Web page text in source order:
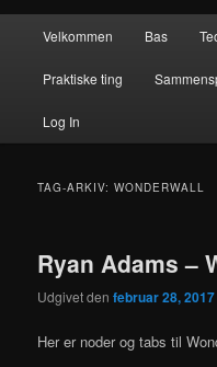
Velkommen Bas
Praktiske ting
Log In
TAG-ARKIV:WONDERWALL
Ryan Adams –
Udgivet denfebruar 28, 2017
Her er noder og tabs til